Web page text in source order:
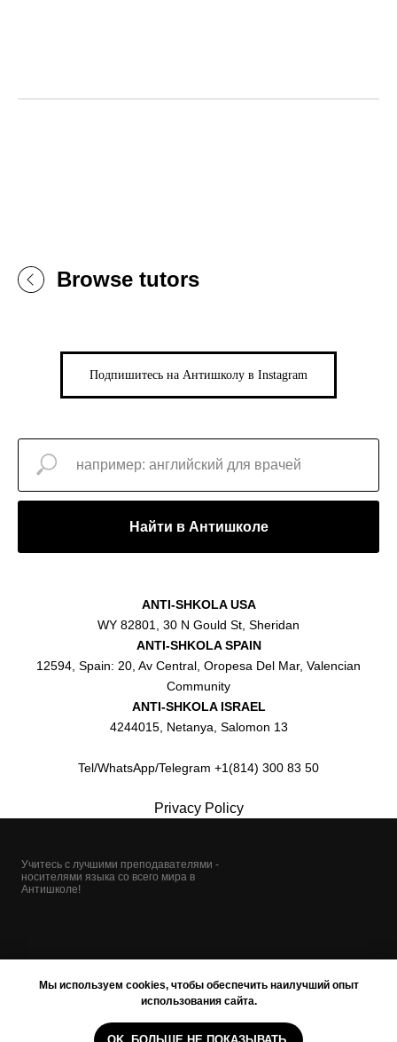
Browse tutors
Подпишитесь на Антишколу в Instagram
Мы используем cookies, чтобы обеспечить наилучший опыт
использования сайта.
Найти в Антишколе
ANTI-SHKOLA USA
WY 82801, 30 N Gould St, Sheridan
ANTI-SHKOLA SPAIN
12594, Spain: 20, Av Central, Oropesa Del Mar, Valencian
Community
ANTI-SHKOLA ISRAEL
4244015, Netanya, Salomon 13
Tel/WhatsApp/Telegram +1(814) 300 83 50
Privacy Policy
Учитесь с лучшими преподавателями -
носителями языка со всего мира в
Антишколе!